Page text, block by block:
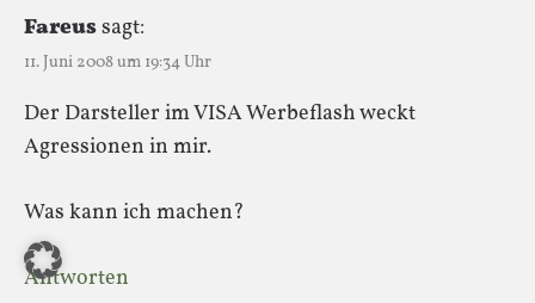
Fareussagt:
11. Juni 2008 um 19:34 Uhr
Der Darsteller im VISA Werbeflash weckt
Agressionen in mir.
Was kann ich machen?
Antworten